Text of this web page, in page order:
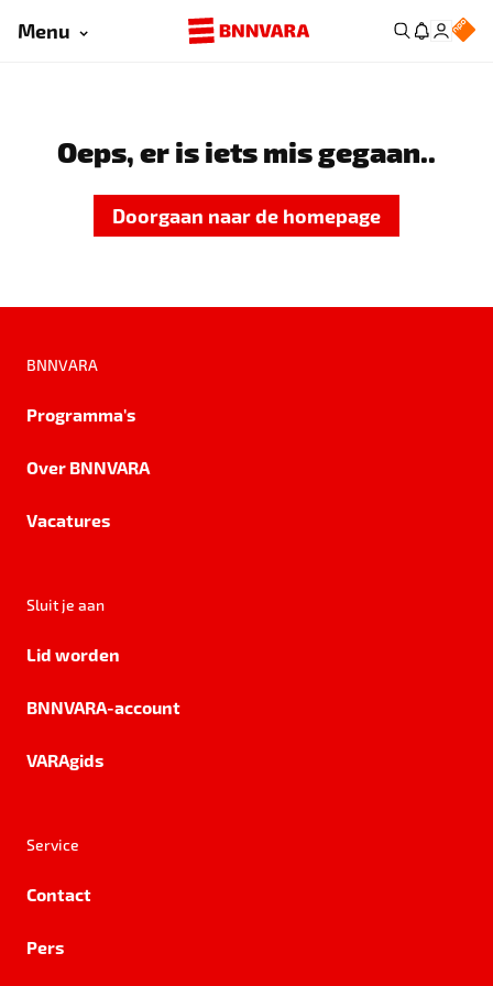
Menu
Oeps, er is iets mis gegaan..
Doorgaan naar de homepage
BNNVARA
Programma's
Over BNNVARA
Vacatures
Sluit je aan
Lid worden
BNNVARA-account
VARAgids
Service
Contact
Pers